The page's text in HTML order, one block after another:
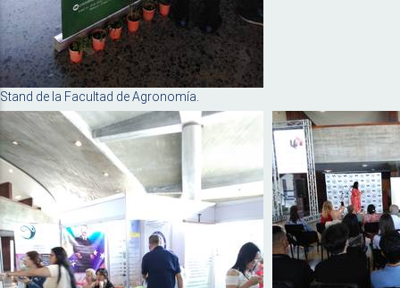
Stand de la Facultad de Agronomía.